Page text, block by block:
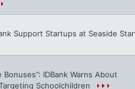
Support Startups at Seaside
Bonuses”: IDBank Warns About
Schoolchildren